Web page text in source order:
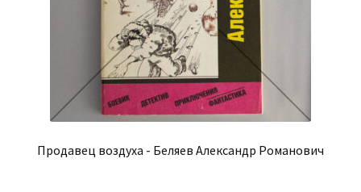
Продавец воздуха - Беляев Александр Романович